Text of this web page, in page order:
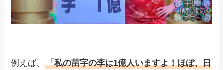
例えば、「私の苗字の李は1億人いますよ！ほぼ、日